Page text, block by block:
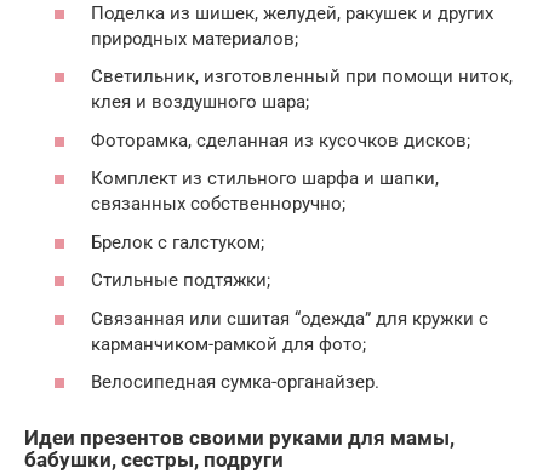
Поделка из шишек, желудей, ракушек и других
природных материалов;
Светильник, изготовленный при помощи ниток,
клея и воздушного шара;
Фоторамка, сделанная из кусочков дисков;
Комплект из стильного шарфа и шапки,
связанных собственноручно;
Брелок с галстуком;
Стильные подтяжки;
Связанная или сшитая “одежда” для кружки с
карманчиком-рамкой для фото;
Велосипедная сумка-органайзер.
Идеи презентов своими руками для мамы,
бабушки, сестры, подруги